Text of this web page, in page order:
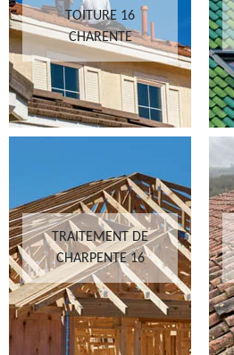
TOITURE 16
CHARENTE
TRAITEMENT DE
CHARPENTE 16